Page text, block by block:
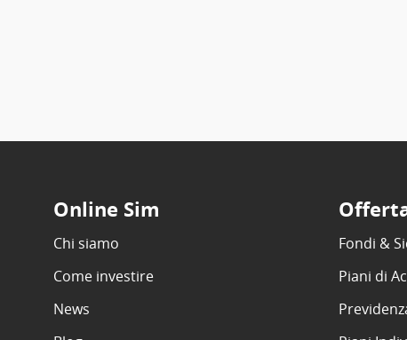
Online Sim
Chi siamo
Come investire
News
Fondi &
Piani di